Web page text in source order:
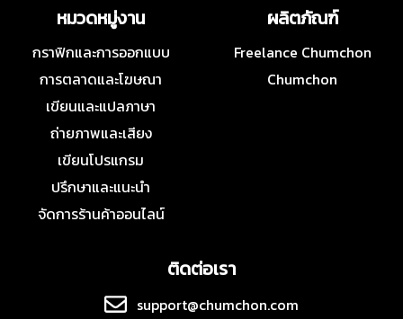
หมวดหมู่งาน
กราฟิกและการออกแบบ
การตลาดและโฆษณา
เขียนและแปลภาษา
ถ่ายภาพและเสียง
เขียนโปรแกรม
ปรึกษาและแนะนำ
จัดการร้านค้าออนไลน์
ผลิตภัณฑ์
Freelance Chumchon
Chumchon
ติดต่อเรา
support@chumchon.com